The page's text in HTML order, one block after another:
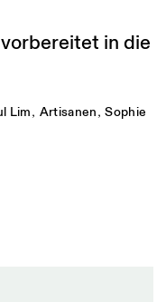
in die
Lim, Artisanen,Sophie